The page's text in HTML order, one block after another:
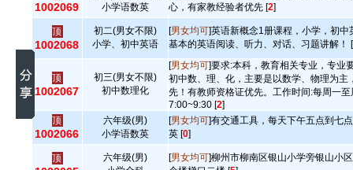
1002069
小学语数英
心，有家教经验者优先 [2]
顶
1002068
初二(男女不限)
小学、初中英语
[男女均可]英语新概念1册课程，小学，初中
基本的英语阅读、听力、对话、习题讲解！ [
顶
1002067
初三(男女不限)
初中数理化
[男女均可]要求:本科，教育相关专业，专业
初中数、理、化，主要是以数学、物理为主
先！有教师资格证优先。工作时间:每周一至
7:00~9:30 [2]
顶
1002066
六年级(男)
小学语数英
[男女均可]有交通工具，每天下午五点到七
英 [0]
顶
六年级(男)
[男女均可]柳州市柳南区银山小学旁银山小